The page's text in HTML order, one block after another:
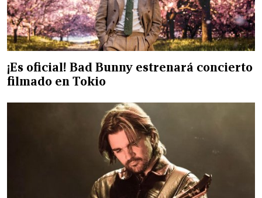
¡Es oficial! Bad Bunny estrenará concierto
filmado en Tokio